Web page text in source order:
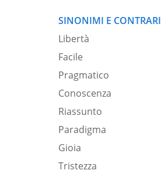
SINONIMI E CONTRARI
Libertà
Facile
Pragmatico
Conoscenza
Riassunto
Paradigma
Gioia
Tristezza